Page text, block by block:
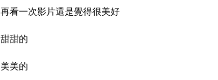
再看一次影片還是覺得很美好
甜甜的
美美的